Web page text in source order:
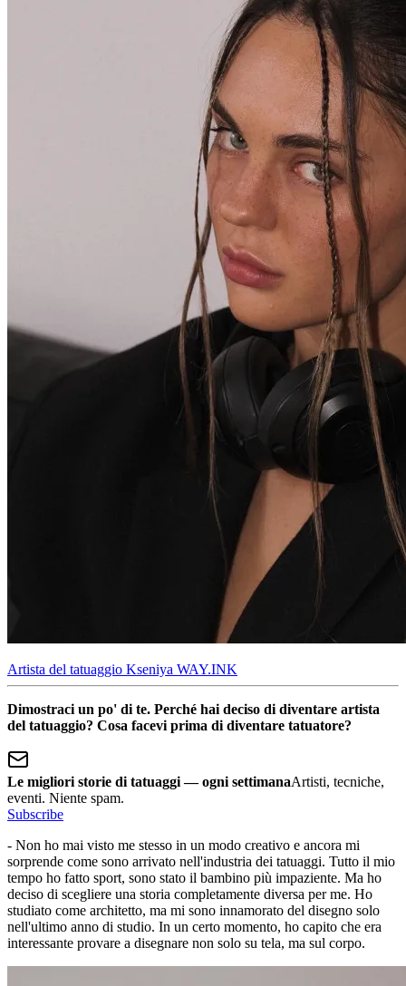
Artista del tatuaggio Kseniya WAY.INK
Dimostraci un po' di te. Perché hai deciso di diventare artista
del tatuaggio? Cosa facevi prima di diventare tatuatore?
Le migliori storie di tatuaggi — ogni settimanaArtisti, tecniche,
eventi. Niente spam.
Subscribe
- Non ho mai visto me stesso in un modo creativo e ancora mi
sorprende come sono arrivato nell'industria dei tatuaggi. Tutto il mio
tempo ho fatto sport, sono stato il bambino più impaziente. Ma ho
deciso di scegliere una storia completamente diversa per me. Ho
studiato come architetto, ma mi sono innamorato del disegno solo
nell'ultimo anno di studio. In un certo momento, ho capito che era
interessante provare a disegnare non solo su tela, ma sul corpo.